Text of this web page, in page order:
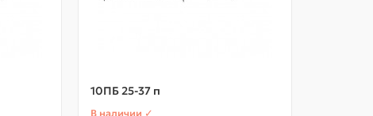
10ПБ 25-37 п
В наличии ✓